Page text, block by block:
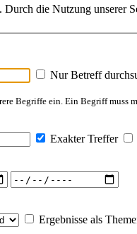
die Nutzung unserer
Nur Betreff
Begriffe ein. Ein Begriff muss
Exakter Treffer
Ergebnisse als